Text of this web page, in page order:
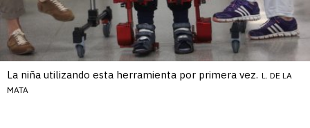
La niña utilizando esta herramienta por primera vez. L. DE LA
MATA